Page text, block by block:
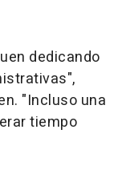
dedicando
. "Incluso una
tiempo